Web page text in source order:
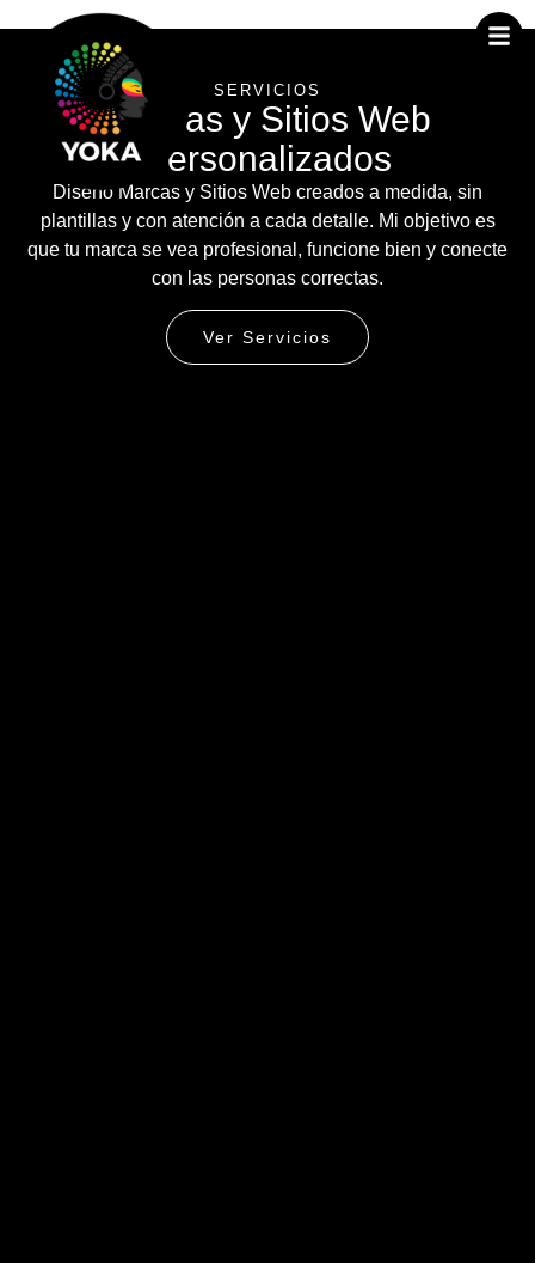
SERVICIOS
Marcas y Sitios Web
Personalizados
Diseño Marcas y Sitios Web creados a medida, sin
plantillas y con atención a cada detalle. Mi objetivo es
que tu marca se vea profesional, funcione bien y conecte
con las personas correctas.
Ver Servicios